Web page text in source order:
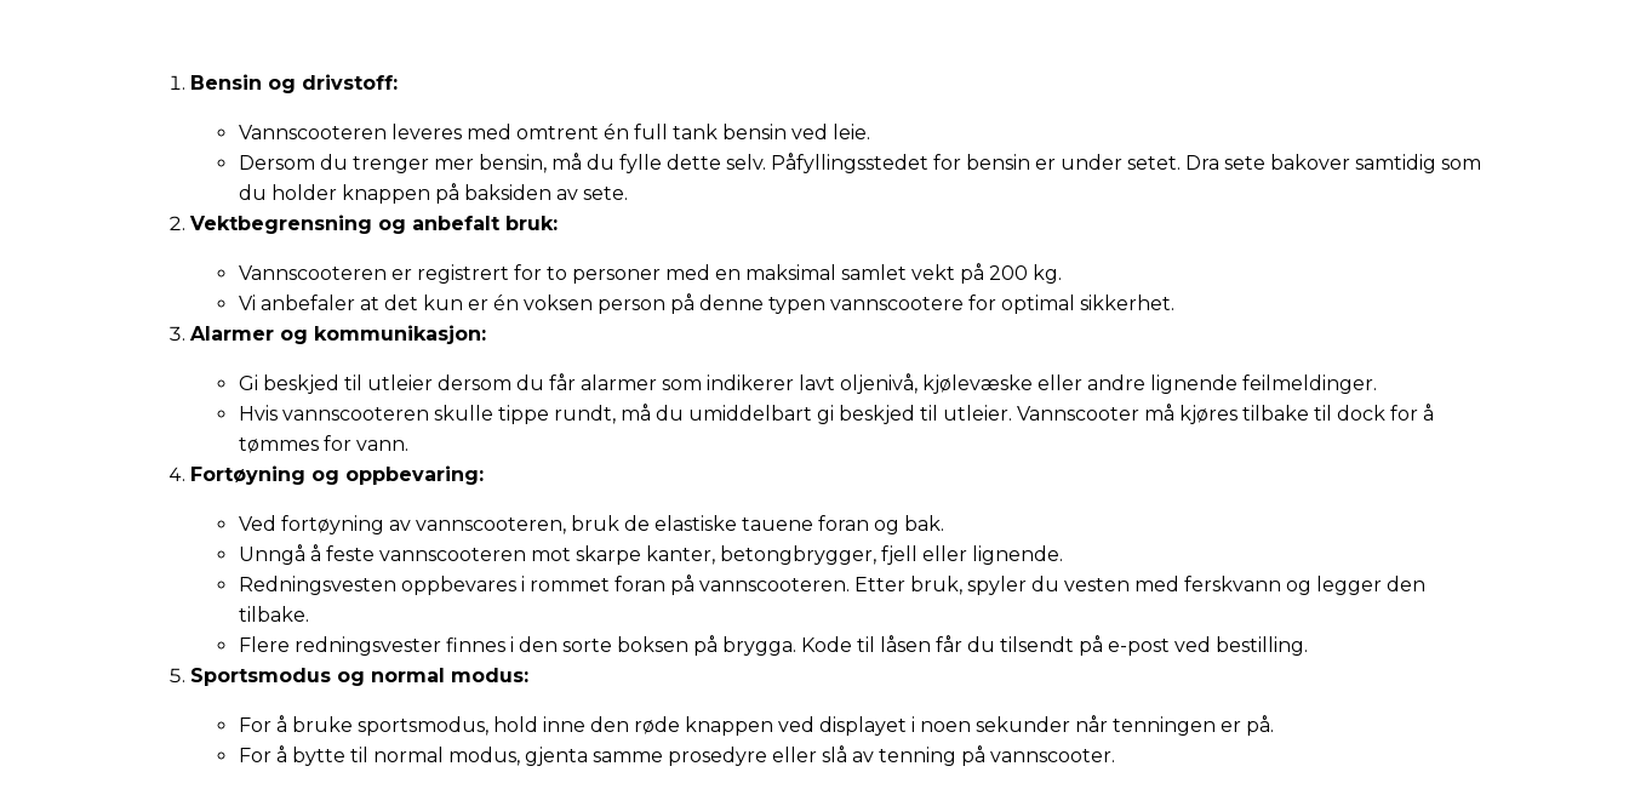
Bensin og drivstoff:
Vannscooteren leveres med omtrent én full tank bensin ved leie.
Dersom du trenger mer bensin, må du fylle dette selv. Påfyllingsstedet for bensin er under setet. Dra sete bakover samtidig som
du holder knappen på baksiden av sete.
Vektbegrensning og anbefalt bruk:
Vannscooteren er registrert for to personer med en maksimal samlet vekt på 200 kg.
Vi anbefaler at det kun er én voksen person på denne typen vannscootere for optimal sikkerhet.
Alarmer og kommunikasjon:
Gi beskjed til utleier dersom du får alarmer som indikerer lavt oljenivå, kjølevæske eller andre lignende feilmeldinger.
Hvis vannscooteren skulle tippe rundt, må du umiddelbart gi beskjed til utleier. Vannscooter må kjøres tilbake til dock for å
tømmes for vann.
Fortøyning og oppbevaring:
Ved fortøyning av vannscooteren, bruk de elastiske tauene foran og bak.
Unngå å feste vannscooteren mot skarpe kanter, betongbrygger, fjell eller lignende.
Redningsvesten oppbevares i rommet foran på vannscooteren. Etter bruk, spyler du vesten med ferskvann og legger den
tilbake.
Flere redningsvester finnes i den sorte boksen på brygga. Kode til låsen får du tilsendt på e-post ved bestilling.
Sportsmodus og normal modus:
For å bruke sportsmodus, hold inne den røde knappen ved displayet i noen sekunder når tenningen er på.
For å bytte til normal modus, gjenta samme prosedyre eller slå av tenning på vannscooter.